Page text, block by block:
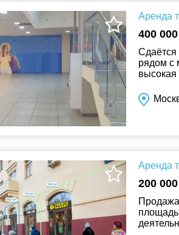
Аренда
400
Сдаётся
рядом с
высокая
Аренда
200